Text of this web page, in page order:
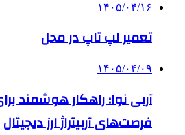
۱۴۰۵/۰۴/۱۶
تعمیر لپ تاپ در محل
۱۴۰۵/۰۴/۰۹
آربی نوا؛ راهکار هوشمند
فرصت‌های آربیتراژ ارز دیجیتال